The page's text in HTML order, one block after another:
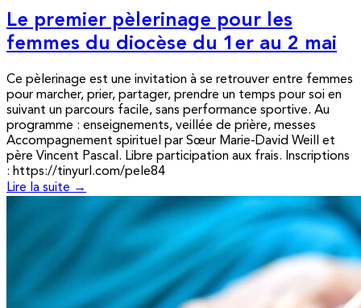
Le premier pèlerinage pour les
femmes du diocèse du 1er au 2 mai
Ce pèlerinage est une invitation à se retrouver entre femmes
pour marcher, prier, partager, prendre un temps pour soi en
suivant un parcours facile, sans performance sportive. Au
programme : enseignements, veillée de prière, messes
Accompagnement spirituel par Sœur Marie-David Weill et
père Vincent Pascal. Libre participation aux frais. Inscriptions
: https://tinyurl.com/pele84
Lire la suite →